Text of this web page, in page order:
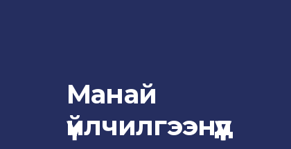
Манай
үйлчилгээнүүд